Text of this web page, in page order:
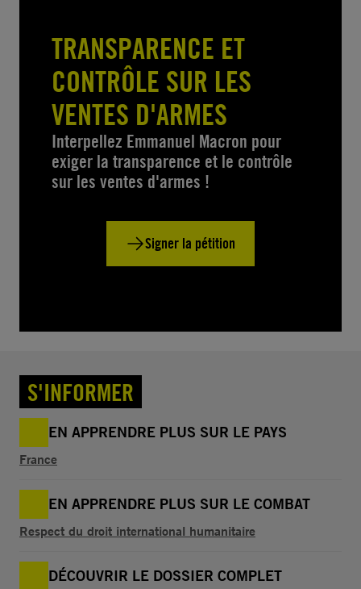
TRANSPARENCE ET
CONTRÔLE SUR LES
VENTES D'ARMES
Interpellez Emmanuel Macron pour
exiger la transparence et le contrôle
sur les ventes d'armes !
Signer la pétition
S'INFORMER
EN APPRENDRE PLUS SUR LE PAYS
France
EN APPRENDRE PLUS SUR LE COMBAT
Respect du droit international humanitaire
DÉCOUVRIR LE DOSSIER COMPLET